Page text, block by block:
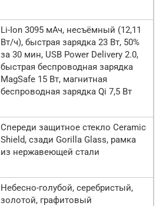
Li-Ion 3095 мАч, несъёмный (12,11
Вт/ч), быстрая зарядка 23 Вт, 50%
за 30 мин, USB Power Delivery 2.0,
быстрая беспроводная зарядка
MagSafe 15 Вт, магнитная
беспроводная зарядка Qi 7,5 Вт
Спереди защитное стекло Ceramic
Shield, сзади Gorilla Glass, рамка
из нержавеющей стали
Небесно-голубой, серебристый,
золотой, графитовый